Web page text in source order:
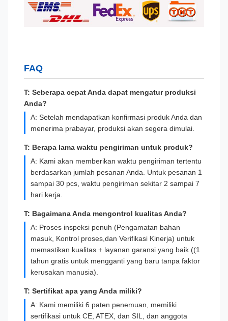
FAQ
T: Seberapa cepat Anda dapat mengatur produksi
Anda?
A: Setelah mendapatkan konfirmasi produk Anda dan
menerima prabayar, produksi akan segera dimulai.
T: Berapa lama waktu pengiriman untuk produk?
A: Kami akan memberikan waktu pengiriman tertentu
berdasarkan jumlah pesanan Anda. Untuk pesanan 1
sampai 30 pcs, waktu pengiriman sekitar 2 sampai 7
hari kerja.
T: Bagaimana Anda mengontrol kualitas Anda?
A: Proses inspeksi penuh (Pengamatan bahan
masuk, Kontrol proses,dan Verifikasi Kinerja) untuk
memastikan kualitas + layanan garansi yang baik ((1
tahun gratis untuk mengganti yang baru tanpa faktor
kerusakan manusia).
T: Sertifikat apa yang Anda miliki?
A: Kami memiliki 6 paten penemuan, memiliki
sertifikasi untuk CE, ATEX, dan SIL, dan anggota